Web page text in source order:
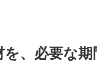
、必要な期